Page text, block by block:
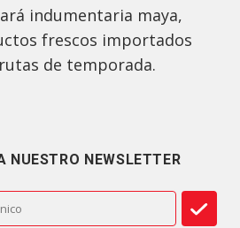
indumentaria maya,
frescos importados
de temporada.
NUESTRO NEWSLETTER